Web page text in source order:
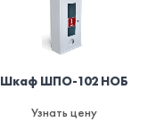
Шкаф ШПО-102 НОБ
Узнать цену